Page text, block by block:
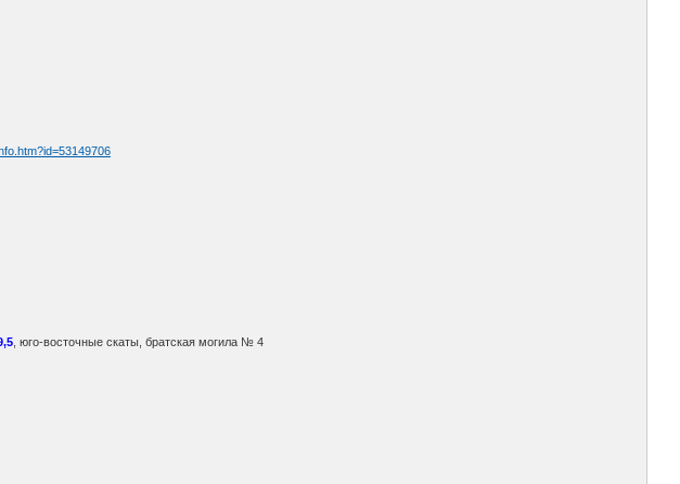
, юго-восточные скаты, братская могила № 4